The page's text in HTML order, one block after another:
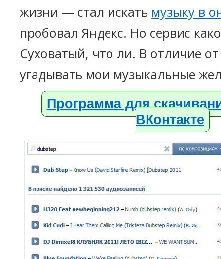
жизни — стал искать музыку в
пробовал Яндекс. Но сервис
Суховатый, что ли. В отличие
угадывать мои музыкальные
Программа для
ВКонтакте